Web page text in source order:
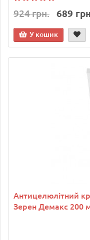
924 грн. 689
У кошик
Антицелюлітний
Зерен Демакс 200